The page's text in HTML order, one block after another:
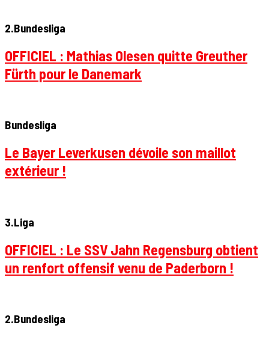
2.Bundesliga
OFFICIEL : Mathias Olesen quitte Greuther
Fürth pour le Danemark
Bundesliga
Le Bayer Leverkusen dévoile son maillot
extérieur !
3.Liga
OFFICIEL : Le SSV Jahn Regensburg obtient
un renfort offensif venu de Paderborn !
2.Bundesliga